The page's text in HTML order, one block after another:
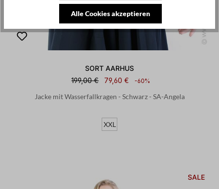
SORT AARHUS
199,00 €
79,60 € -60%
Jacke mit Wasserfallkragen - Schwarz - SA-Angela
XXL
SALE
Alle Cookies akzeptieren